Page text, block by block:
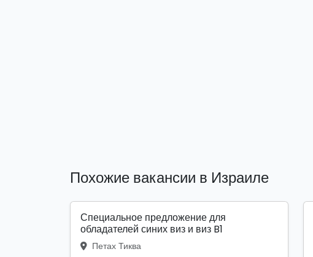
Похожие вакансии в Израиле
Специальное предложение для
обладателей синих виз и виз B1
Петах Тиква